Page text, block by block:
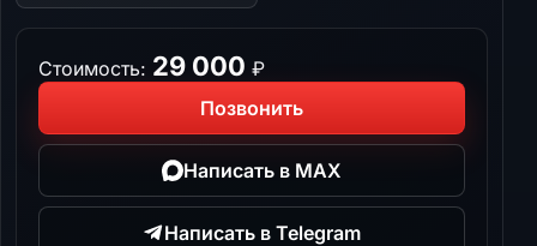
Стоимость: 29 000 ₽
Позвонить
Написать в MAX
Написать в Telegram